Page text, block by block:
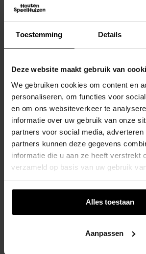
Toestemming Details
Deze website maakt gebruik van
We gebruiken cookies om content en
personaliseren, om functies voor
en om ons websiteverkeer te
informatie over uw gebruik van onze
partners voor social media,
partners kunnen deze gegevens
informatie die u aan ze heeft verstrekt
verzameld op basis van uw gebruik
Alles toestaan
Aanpassen
€24,95